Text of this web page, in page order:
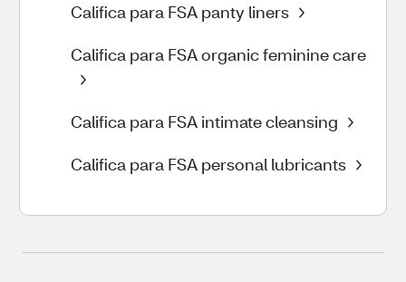
Califica para FSA panty liners
Califica para FSA organic feminine care
Califica para FSA intimate cleansing
Califica para FSA personal lubricants